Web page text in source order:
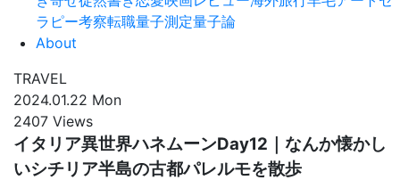
ラピー考察転職量子測定量子論
About
TRAVEL
2024.01.22 Mon
2407 Views
イタリア異世界ハネムーンDay12｜なんか懐かし
いシチリア半島の古都パレルモを散歩